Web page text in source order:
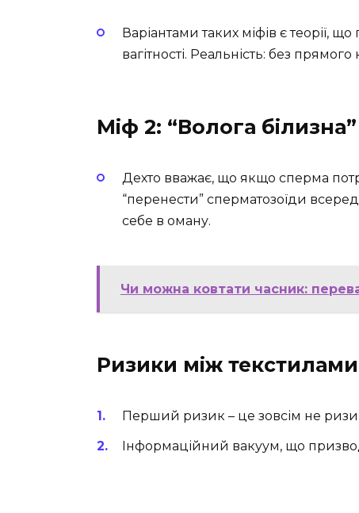
Варіантами таких міфів є теорії,
вагітності. Реальність: без
Міф 2: “Волога білизна”
Дехто вважає, що якщо сперма
“перенести” сперматозоїди
себе в оману.
Чи можна ковтати часник:
Ризики між текстилами
Перший ризик – це зовсім не
Інформаційний вакуум, що